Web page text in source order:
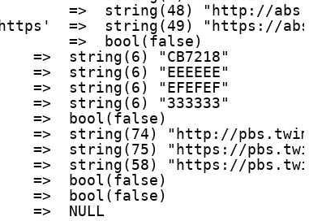
=>  string(48) "http://
=>  string(49) "https://
=>  bool(false)
=>  string(6) "CB7218"
=>  string(6) "EEEEEE"
=>  string(6) "EFEFEF"
=>  string(6) "333333"
=>  bool(false)
=>  string(74) "http://
=>  string(75) "https://
=>  string(58) "https://
=>  bool(false)
=>  bool(false)
=>  NULL